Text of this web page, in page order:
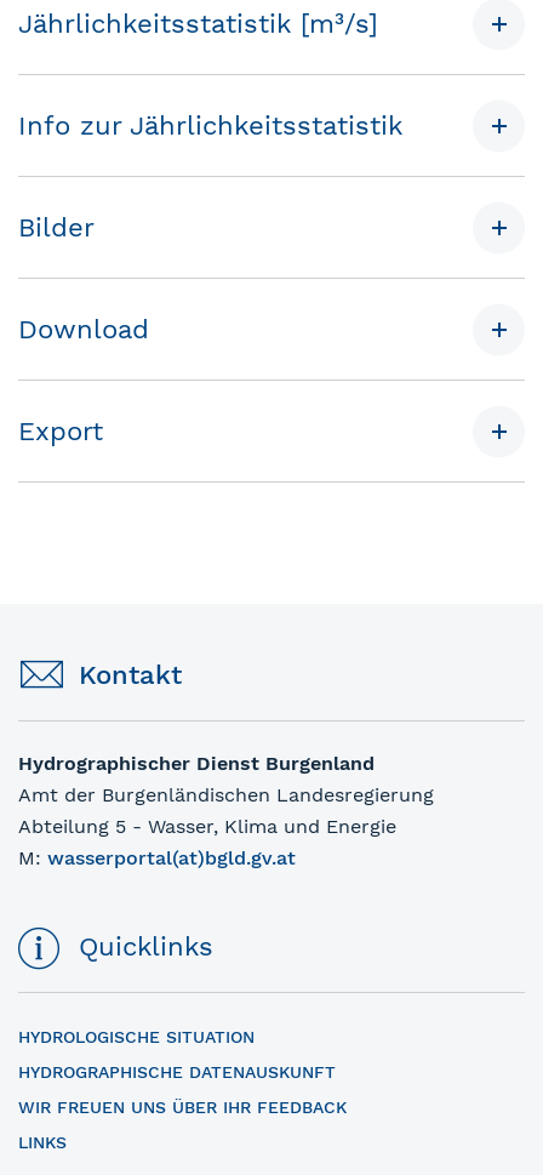
Jährlichkeitsstatistik [m³/s]
Info zur Jährlichkeitsstatistik
Bilder
Download
Export
Kontakt
Hydrographischer Dienst Burgenland
Amt der Burgenländischen Landesregierung
Abteilung 5 - Wasser, Klima und Energie
M: wasserportal(at)bgld.gv.at
Quicklinks
HYDROLOGISCHE SITUATION
HYDROGRAPHISCHE DATENAUSKUNFT
WIR FREUEN UNS ÜBER IHR FEEDBACK
LINKS